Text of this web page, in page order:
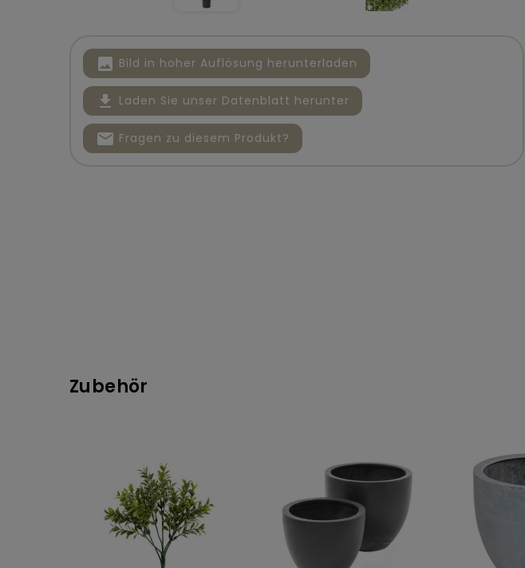
image Bild in hoher Auflösung herunterladen
file_download Laden Sie unser Datenblatt herunter
mail Fragen zu diesem Produkt?
Zubehör